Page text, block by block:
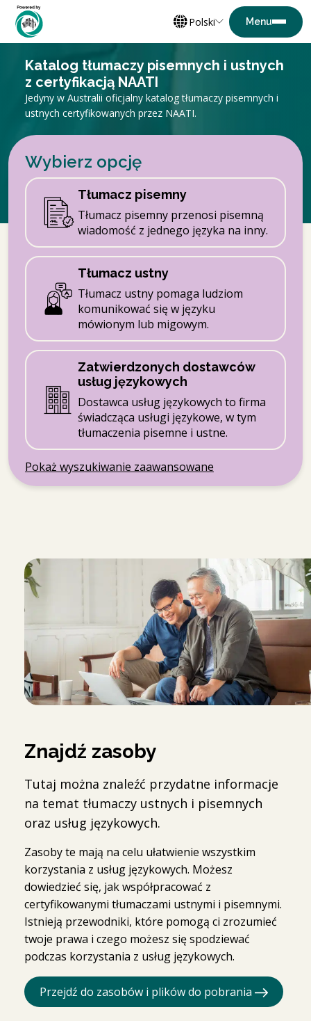
Polski
Katalog tłumaczy pisemnych i ustnych
z certyfikacją NAATI
Jedyny w Australii oficjalny katalog tłumaczy pisemnych i
ustnych certyfikowanych przez NAATI.
Wybierz opcję
Tłumacz pisemny
Tłumacz pisemny przenosi pisemną
wiadomość z jednego języka na inny.
Tłumacz ustny
Tłumacz ustny pomaga ludziom
komunikować się w języku
mówionym lub migowym.
Zatwierdzonych dostawców
usług językowych
Dostawca usług językowych to firma
świadcząca usługi językowe, w tym
tłumaczenia pisemne i ustne.
Pokaż wyszukiwanie zaawansowane
Znajdź zasoby
Tutaj można znaleźć przydatne informacje
na temat tłumaczy ustnych i pisemnych
oraz usług językowych.
Zasoby te mają na celu ułatwienie wszystkim
korzystania z usług językowych. Możesz
dowiedzieć się, jak współpracować z
certyfikowanymi tłumaczami ustnymi i pisemnymi.
Istnieją przewodniki, które pomogą ci zrozumieć
twoje prawa i czego możesz się spodziewać
podczas korzystania z usług językowych.
Przejdź do zasobów i plików do pobrania